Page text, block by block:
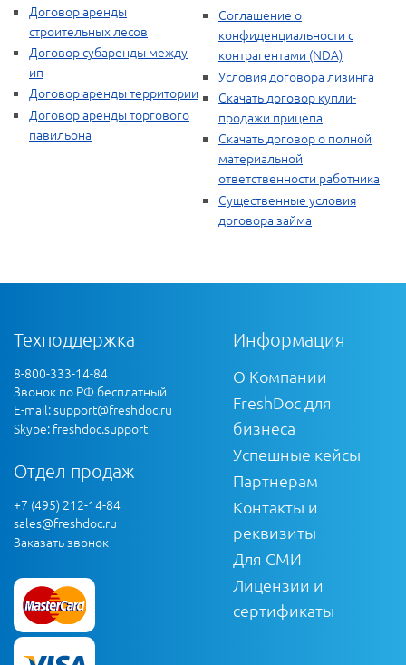
Договор аренды
строительных лесов
Договор субаренды между
ип
Договор аренды территории
Договор аренды торгового
павильона
Соглашение о
конфиденциальности с
контрагентами (NDA)
Условия договора лизинга
Скачать договор купли-
продажи прицепа
Скачать договор о полной
материальной
ответственности работника
Существенные условия
договора займа
Техподдержка
8-800-333-14-84
Звонок по РФ бесплатный
E-mail:support@freshdoc.ru
Skype: freshdoc.support
Отдел продаж
+7 (495) 212-14-84
sales@freshdoc.ru
Заказать звонок
Информация
О Компании
FreshDoc для
бизнеса
Успешные кейсы
Партнерам
Контакты и
реквизиты
Для СМИ
Лицензии и
сертификаты